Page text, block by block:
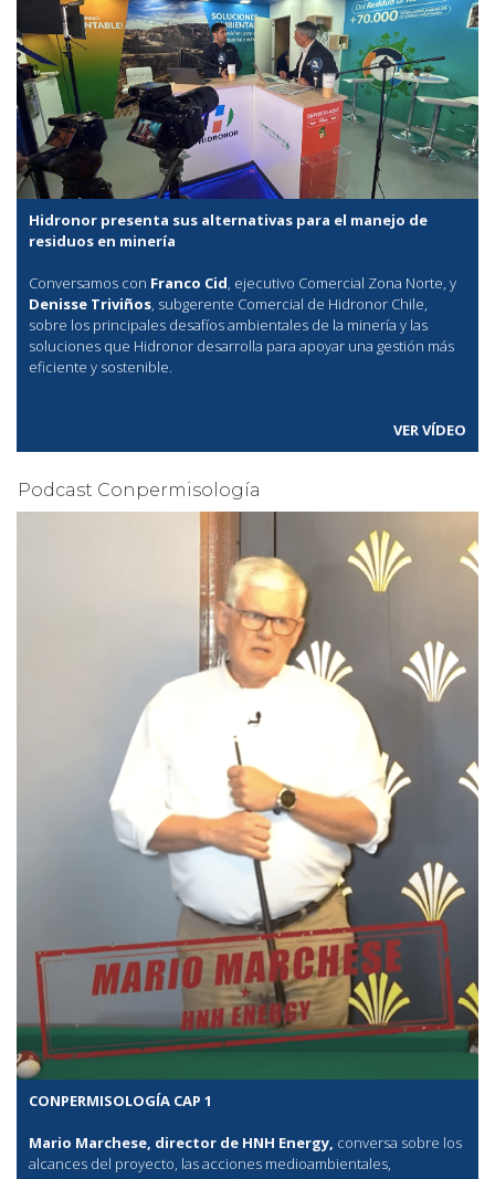
Hidronor presenta sus alternativas para el manejo de
residuos en minería
Conversamos con Franco Cid, ejecutivo Comercial Zona Norte, y
Denisse Triviños, subgerente Comercial de Hidronor Chile,
sobre los principales desafíos ambientales de la minería y las
soluciones que Hidronor desarrolla para apoyar una gestión más
eficiente y sostenible.
VER VÍDEO
Podcast Conpermisología
CONPERMISOLOGÍA CAP 1
Mario Marchese, director de HNH Energy, conversa sobre los
alcances del proyecto, las acciones medioambientales,